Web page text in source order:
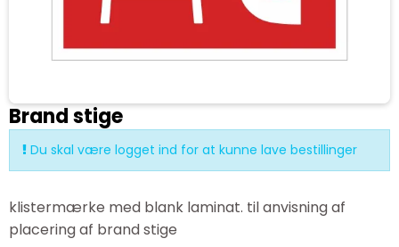
Brand stige
Du skal være logget ind for at kunne lave bestillinger
klistermærke med blank laminat. til anvisning af
placering af brand stige